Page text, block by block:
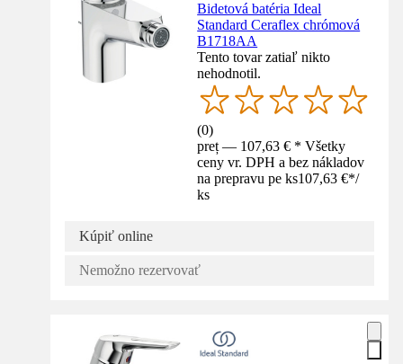
Bidetová batéria Ideal
Standard Ceraflex chrómová
B1718AA
Tento tovar zatiaľ nikto
nehodnotil.
(0)
preț — 107,63 € * Všetky
ceny vr. DPH a bez nákladov
na prepravu pe ks107,63 €*/
ks
Kúpiť online
Nemožno rezervovať